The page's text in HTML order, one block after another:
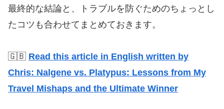
最終的な結論と、トラブルを防ぐためのちょっとし
たコツも合わせてまとめておきます。
🇬🇧 Read this article in English written by
Chris: Nalgene vs. Platypus: Lessons from My
Travel Mishaps and the Ultimate Winner